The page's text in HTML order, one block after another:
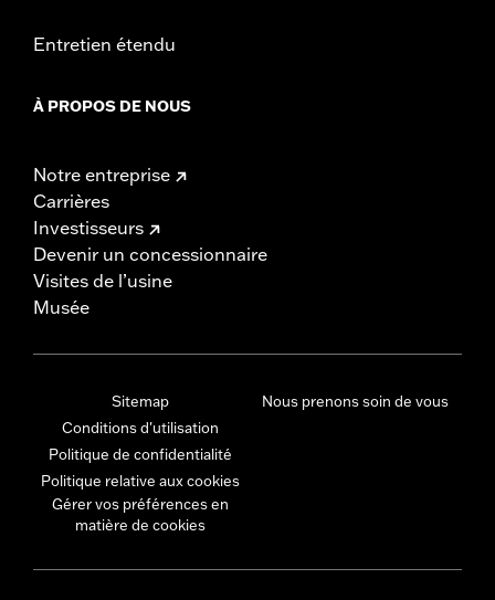
Entretien étendu
À PROPOS DE NOUS
Notre entreprise
Carrières
Investisseurs
Devenir un concessionnaire
Visites de l’usine
Musée
Sitemap
Conditions d'utilisation
Politique de confidentialité
Politique relative aux cookies
Gérer vos préférences en
matière de cookies
Nous prenons soin de vous